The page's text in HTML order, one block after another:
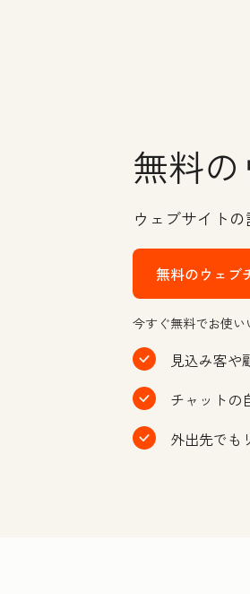
無料
ウェブサイト
無料のウェブ
今すぐ無料でお使い
見込み客や
チャットの
外出先でも